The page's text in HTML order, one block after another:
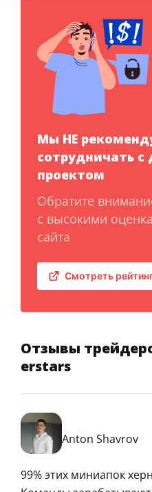
Мы НЕ
сотрудничать
проектом
Обратите
с высокими
сайта
Смотреть
Отзывы
erstars
Anton Shavrov
99% этих миниапок